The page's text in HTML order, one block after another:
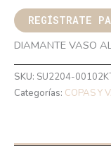
REGÍSTRATE
DIAMANTE VASO
SKU: SU2204-
Categorías: COPAS Y